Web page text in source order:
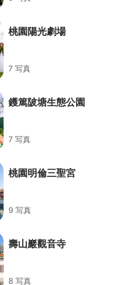
桃園陽光劇場
7 写真
鑊篤陂塘生態公園
7 写真
桃園明倫三聖宮
9 写真
壽山巖觀音寺
8 写真